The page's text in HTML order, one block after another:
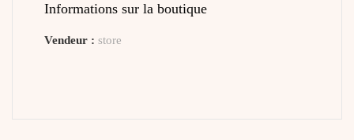
Informations sur la boutique
Vendeur : store